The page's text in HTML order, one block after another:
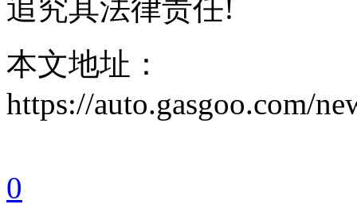
追究其法律责任!
本文地址：
https://auto.gasgoo.com/
0